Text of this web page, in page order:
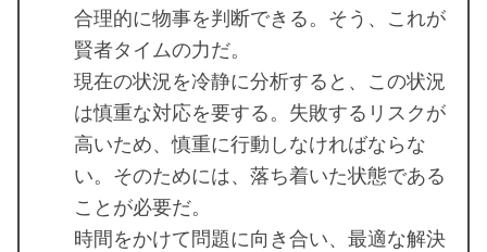
合理的に物事を判断できる。そう、これが
賢者タイムの力だ。
現在の状況を冷静に分析すると、この状況
は慎重な対応を要する。失敗するリスクが
高いため、慎重に行動しなければならな
い。そのためには、落ち着いた状態である
ことが必要だ。
時間をかけて問題に向き合い、最適な解決